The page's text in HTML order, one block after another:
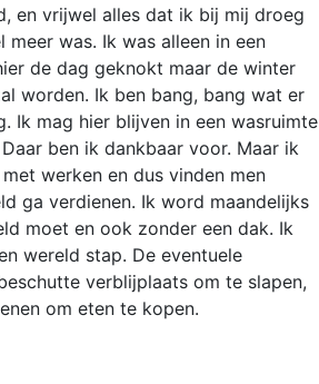
en vrijwel alles dat ik bij mij droeg
was. Ik was alleen in een
de dag geknokt maar de winter
worden. Ik ben bang, bang wat er
Ik mag hier blijven in een wasruimte
ben ik dankbaar voor. Maar ik
werken en dus vinden men
ga verdienen. Ik word maandelijks
moet en ook zonder een dak. Ik
wereld stap. De eventuele
verblijplaats om te slapen,
om eten te kopen.